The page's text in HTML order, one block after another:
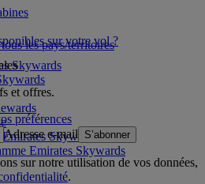
les pays/territoires
sur votre vol ?
Skywards
Emirates Skywards
Emirates Skywards
et offres.
préférences
Adresse e-mail S’abonner
sur notre utilisation de vos données,
.